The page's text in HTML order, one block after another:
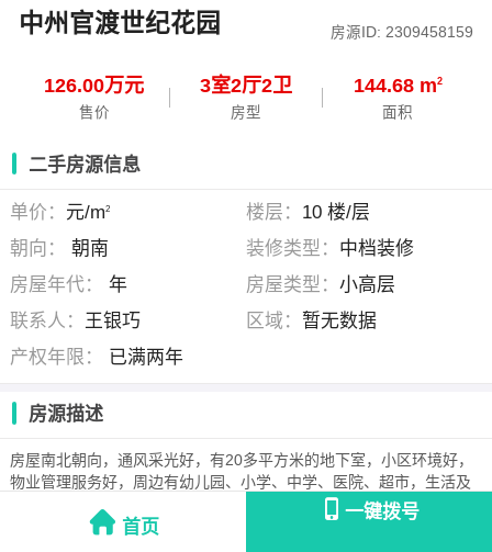
中州官渡世纪花园 房源ID: 2309458159
126.00万元
售价
3室2厅2卫
房型
144.68 m2
面积
首页
一键拨号
二手房源信息
单价： 元/m2 楼层： 10 楼/层
朝向：
朝南 装修类型： 中档装修
房屋年代：
年 房屋类型： 小高层
联系人： 王银巧 区域： 暂无数据
产权年限：
已满两年
房源描述
房屋南北朝向，通风采光好，有20多平方米的地下室，小区环境好，
物业管理服务好，周边有幼儿园、小学、中学、医院、超市，生活及